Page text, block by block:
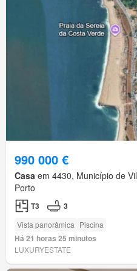
990 000 €
Casa em 4430, Município de
Porto
T3 3
Vista panorâmica Piscina
Há 21 horas 25 minutos
LUXURYESTATE